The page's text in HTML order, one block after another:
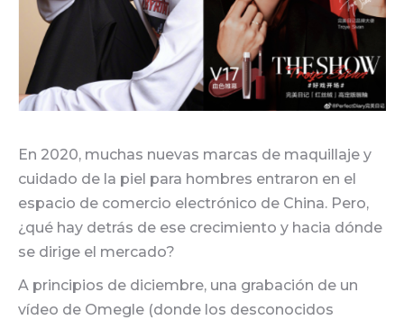
En 2020, muchas nuevas marcas de maquillaje y
cuidado de la piel para hombres entraron en el
espacio de comercio electrónico de China. Pero,
¿qué hay detrás de ese crecimiento y hacia dónde
se dirige el mercado?
A principios de diciembre, una grabación de un
vídeo de Omegle (donde los desconocidos